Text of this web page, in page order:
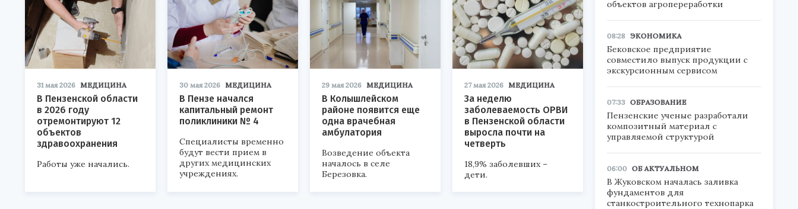
31 мая 2026 МЕДИЦИНА
В Пензенской области
в 2026 году
отремонтируют 12
объектов
здравоохранения
Работы уже начались.
30 мая 2026 МЕДИЦИНА
В Пензе начался
капитальный ремонт
поликлиники № 4
Специалисты временно
будут вести прием в
других медицинских
учреждениях.
29 мая 2026 МЕДИЦИНА
В Колышлейском
районе появится еще
одна врачебная
амбулатория
Возведение объекта
началось в селе
Березовка.
27 мая 2026 МЕДИЦИНА
За неделю
заболеваемость ОРВИ
в Пензенской области
выросла почти на
четверть
18,9% заболевших –
дети.
объектов агропереработки
08:28 ЭКОНОМИКА
Бековское предприятие
совместило выпуск продукции с
экскурсионным сервисом
07:33 ОБРАЗОВАНИЕ
Пензенские ученые разработали
композитный материал с
управляемой структурой
06:00 ОБ АКТУАЛЬНОМ
В Жуковском началась заливка
фундаментов для
станкостроительного технопарка